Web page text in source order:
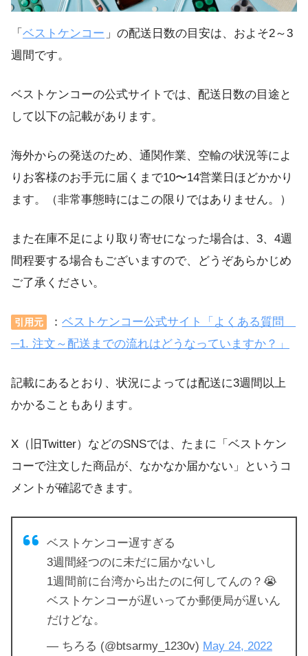
「 ベストケンコー 」の配送日数の目安は、およそ2～3
週間です。
ベストケンコーの公式サイトでは、配送日数の目途と
して以下の記載があります。
海外からの発送のため、通関作業、空輸の状況等によ
りお客様のお手元に届くまで10〜14営業日ほどかかり
ます。（非常事態時にはこの限りではありません。）
また在庫不足により取り寄せになった場合は、3、4週
間程要する場合もございますので、どうぞあらかじめ
ご了承ください。
引用元 ：ベストケンコー公式サイト「よくある質問
─1. 注文～配送までの流れはどうなっていますか？」
記載にあるとおり、状況によっては配送に3週間以上
かかることもあります。
X（旧Twitter）などのSNSでは、たまに「ベストケン
コーで注文した商品が、なかなか届かない」というコ
メントが確認できます。
ベストケンコー遅すぎる
3週間経つのに未だに届かないし
1週間前に台湾から出たのに何してんの？😭
ベストケンコーが遅いってか郵便局が遅いん
だけどな。
— ちろる (@btsarmy_1230v) May 24, 2022